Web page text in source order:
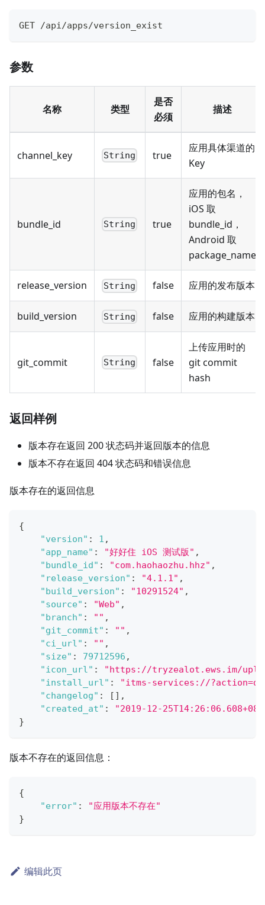
GET /api/apps/version_exist
参数
名称 类型
是否
必须
描述
channel_key String true
应用具体渠道的
Key
bundle_id String true
应用的包名，
iOS 取
bundle_id，
Android 取
package_name
release_version String false 应用的发布版本
build_version String false 应用的构建版本
git_commit String false
上传应用时的
git commit
hash
返回样例
版本存在返回 200 状态码并返回版本的信息
版本不存在返回 404 状态码和错误信息
版本存在的返回信息
{
"version" : 1 ,
"app_name" : "好好住 iOS 测试版" ,
"bundle_id" : "com.haohaozhu.hhz" ,
"release_version" : "4.1.1" ,
"build_version" : "10291524" ,
"source" : "Web" ,
"branch" : "" ,
"git_commit" : "" ,
"ci_url" : "" ,
"size" : 79712596 ,
"icon_url" :
"https://tryzealot.ews.im/
"install_url" :
"itms-services://
"changelog" : [ ] ,
"created_at" :
"2019-12-
}
版本不存在的返回信息：
{
"error" :
"应用版本不存在"
}
编辑此页